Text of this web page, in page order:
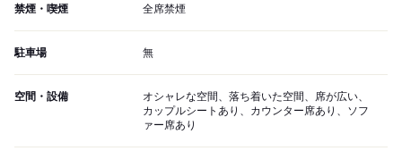
禁煙・喫煙 全席禁煙
駐車場 無
空間・設備
オシャレな空間、落ち着いた空間、席が広い、
カップルシートあり、カウンター席あり、ソフ
ァー席あり